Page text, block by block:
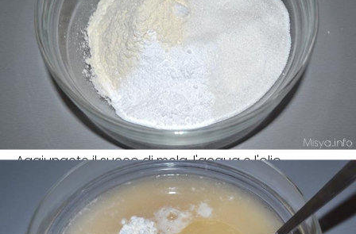
Aggiungete il succo di mela, l'acqua e l'olio